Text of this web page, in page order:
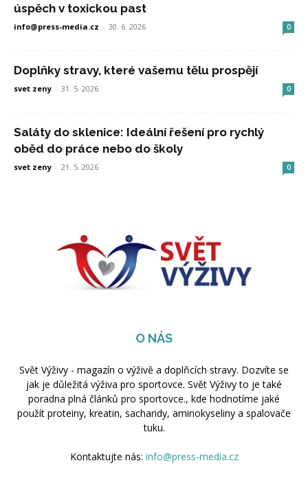
úspěch v toxickou past
info@press-media.cz - 30. 6. 2026 0
Doplňky stravy, které vašemu tělu prospějí
svet zeny - 31. 5. 2026 0
Saláty do sklenice: Ideální řešení pro rychlý
oběd do práce nebo do školy
svet zeny - 21. 5. 2026 0
O NÁS
Svět Výživy - magazín o výživě a doplňcích stravy. Dozvíte se
jak je důležitá výživa pro sportovce. Svět Výživy to je také
poradna plná článků pro sportovce., kde hodnotíme jaké
použít proteiny, kreatin, sacharidy, aminokyseliny a spalovače
tuku.
Kontaktujte nás: info@press-media.cz